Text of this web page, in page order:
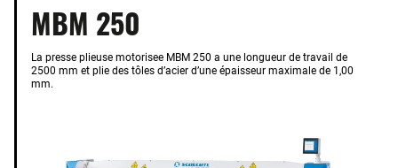
MBM 250
La presse plieuse motorisee MBM 250 a une longueur de travail de
2500 mm et plie des tôles d’acier d’une épaisseur maximale de 1,00
mm.